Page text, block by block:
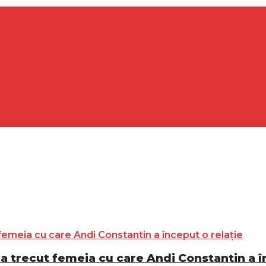
trecut femeia cu care Andi Constantin a